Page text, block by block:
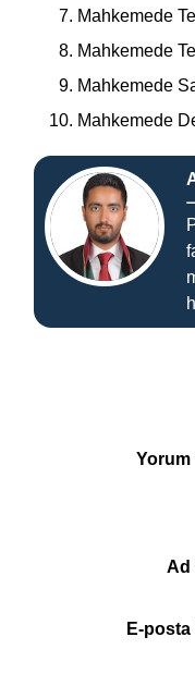
Mahkemede
Mahkemede
Mahkemede
Mahkemede
Yorum
Ad
E-posta